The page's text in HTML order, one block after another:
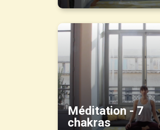
Méditation - 7
chakras